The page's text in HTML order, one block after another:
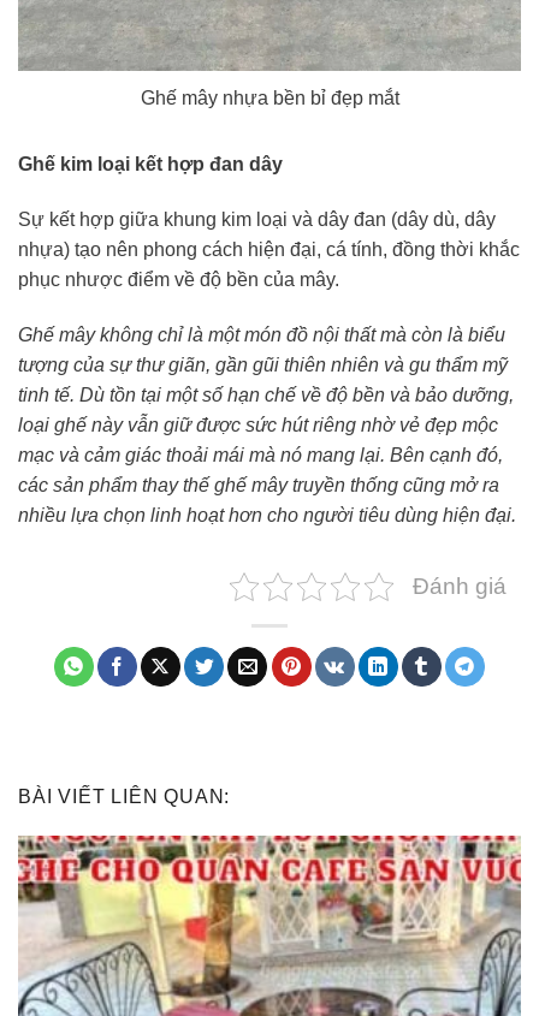
Ghế mây nhựa bền bỉ đẹp mắt
Ghế kim loại kết hợp đan dây
Sự kết hợp giữa khung kim loại và dây đan (dây dù, dây
nhựa) tạo nên phong cách hiện đại, cá tính, đồng thời khắc
phục nhược điểm về độ bền của mây.
Ghế mây không chỉ là một món đồ nội thất mà còn là biểu
tượng của sự thư giãn, gần gũi thiên nhiên và gu thẩm mỹ
tinh tế. Dù tồn tại một số hạn chế về độ bền và bảo dưỡng,
loại ghế này vẫn giữ được sức hút riêng nhờ vẻ đẹp mộc
mạc và cảm giác thoải mái mà nó mang lại. Bên cạnh đó,
các sản phẩm thay thế ghế mây truyền thống cũng mở ra
nhiều lựa chọn linh hoạt hơn cho người tiêu dùng hiện đại.
Đánh giá
BÀI VIẾT LIÊN QUAN: